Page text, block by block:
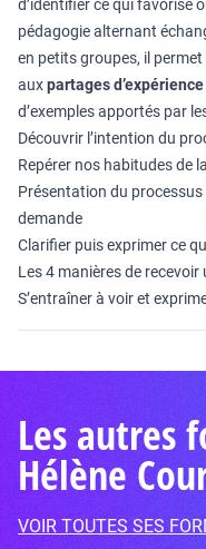
d’identifier ce qui favorise
pédagogie alternant
en petits groupes, il permet
auxpartages d’expérience
d’exemples apportés par
Découvrir l’intention du
Repérer nos habitudes de
Présentation du
demande
Clarifier puis exprimer ce
Les 4 manières de recevoir
S’entraîner à voir et
Les autres
Hélène
VOIR TOUTES SES